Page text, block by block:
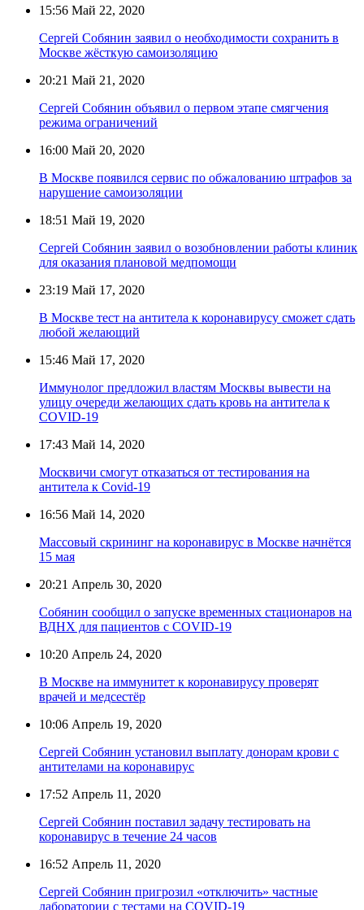
15:56 Май 22, 2020
Сергей Собянин заявил о необходимости сохранить в
Москве жёсткую самоизоляцию
20:21 Май 21, 2020
Сергей Собянин объявил о первом этапе смягчения
режима ограничений
16:00 Май 20, 2020
В Москве появился сервис по обжалованию штрафов за
нарушение самоизоляции
18:51 Май 19, 2020
Сергей Собянин заявил о возобновлении работы клиник
для оказания плановой медпомощи
23:19 Май 17, 2020
В Москве тест на антитела к коронавирусу сможет сдать
любой желающий
15:46 Май 17, 2020
Иммунолог предложил властям Москвы вывести на
улицу очереди желающих сдать кровь на антитела к
COVID-19
17:43 Май 14, 2020
Москвичи смогут отказаться от тестирования на
антитела к Сovid-19
16:56 Май 14, 2020
Массовый скрининг на коронавирус в Москве начнётся
15 мая
20:21 Апрель 30, 2020
Собянин сообщил о запуске временных стационаров на
ВДНХ для пациентов с COVID-19
10:20 Апрель 24, 2020
В Москве на иммунитет к коронавирусу проверят
врачей и медсестёр
10:06 Апрель 19, 2020
Сергей Собянин установил выплату донорам крови с
антителами на коронавирус
17:52 Апрель 11, 2020
Сергей Собянин поставил задачу тестировать на
коронавирус в течение 24 часов
16:52 Апрель 11, 2020
Сергей Собянин пригрозил «отключить» частные
лаборатории с тестами на COVID-19